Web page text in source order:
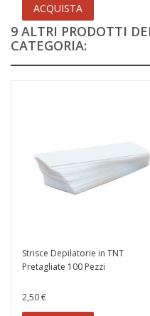
ACQUISTA
9 ALTRI PRODOTTI
CATEGORIA:
Strisce Depilatorie in TNT
Pretagliate 100 Pezzi
2,50 €